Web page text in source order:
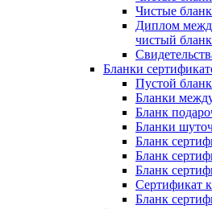
Чистые
Диплом
чистый бланк
Бланки
Пустой
Бланки
Бланк
Бланки
Бланк
Бланк
Бланк
Сертификат
Бланк